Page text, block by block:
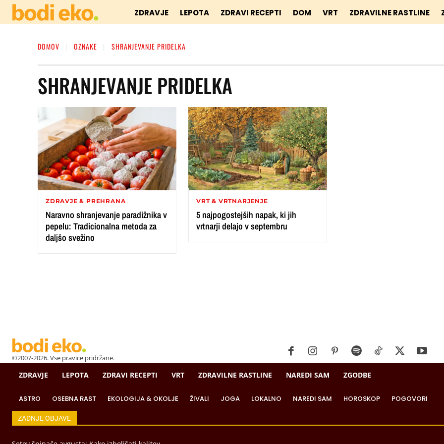
ZDRAVJE LEPOTA ZDRAVI RECEPTI DOM VRT ZDRAVILNE RASTLINE
DOMOV OZNAKE SHRANJEVANJE PRIDELKA
SHRANJEVANJE PRIDELKA
ZDRAVJE & PREHRANA
Naravno shranjevanje paradižnika v
pepelu: Tradicionalna metoda za
daljšo svežino
VRT & VRTNARJENJE
5 najpogostejših napak, ki jih
vrtnarji delajo v septembru
©2007-2026. Vse pravice pridržane.
ZDRAVJE LEPOTA ZDRAVI RECEPTI VRT ZDRAVILNE RASTLINE NAREDI SAM ZGODBE
ASTRO OSEBNA RAST EKOLOGIJA & OKOLJE ŽIVALI JOGA LOKALNO NAREDI SAM HOROSKOP POGOVORI
ZADNJE OBJAVE